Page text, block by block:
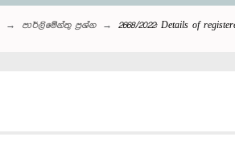
පාර්ලි‌මේන්තු‌ ප්‍රශ්න 2668/2022: Details of